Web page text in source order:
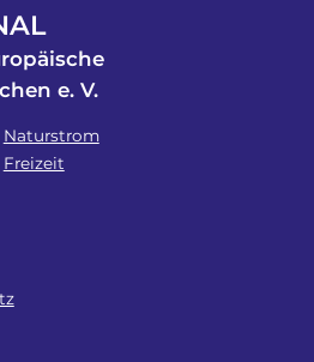
e. V.
Naturstrom
Freizeit